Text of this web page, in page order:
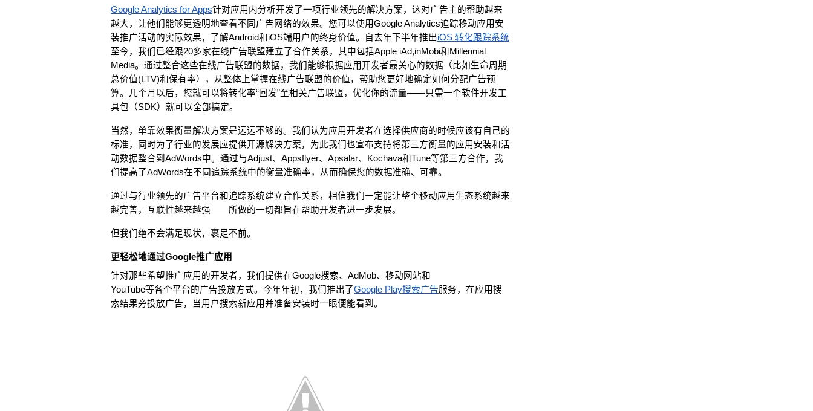
Google Analytics for Apps针对应用内分析开发了一项行业领先的解决方案，这对广告主的帮助越来
越大，让他们能够更透明地查看不同广告网络的效果。您可以使用Google Analytics追踪移动应用安
装推广活动的实际效果，了解Android和iOS端用户的终身价值。自去年下半年推出iOS 转化跟踪系统
至今，我们已经跟20多家在线广告联盟建立了合作关系，其中包括Apple iAd,inMobi和Millennial
Media。通过整合这些在线广告联盟的数据，我们能够根据应用开发者最关心的数据（比如生命周期
总价值(LTV)和保有率），从整体上掌握在线广告联盟的价值，帮助您更好地确定如何分配广告预
算。几个月以后，您就可以将转化率“回发”至相关广告联盟，优化你的流量——只需一个软件开发工
具包（SDK）就可以全部搞定。
当然，单靠效果衡量解决方案是远远不够的。我们认为应用开发者在选择供应商的时候应该有自己的
标准，同时为了行业的发展应提供开源解决方案，为此我们也宣布支持将第三方衡量的应用安装和活
动数据整合到AdWords中。通过与Adjust、Appsflyer、Apsalar、Kochava和Tune等第三方合作，我
们提高了AdWords在不同追踪系统中的衡量准确率，从而确保您的数据准确、可靠。
通过与行业领先的广告平台和追踪系统建立合作关系，相信我们一定能让整个移动应用生态系统越来
越完善，互联性越来越强——所做的一切都旨在帮助开发者进一步发展。
但我们绝不会满足现状，裹足不前。
更轻松地通过Google推广应用
针对那些希望推广应用的开发者，我们提供在Google搜索、AdMob、移动网站和
YouTube等各个平台的广告投放方式。今年年初，我们推出了Google Play搜索广告服务，在应用搜
索结果旁投放广告，当用户搜索新应用并准备安装时一眼便能看到。